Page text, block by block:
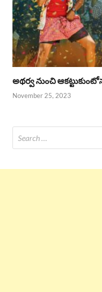
అథర్వ నుంచి
November 25, 2023